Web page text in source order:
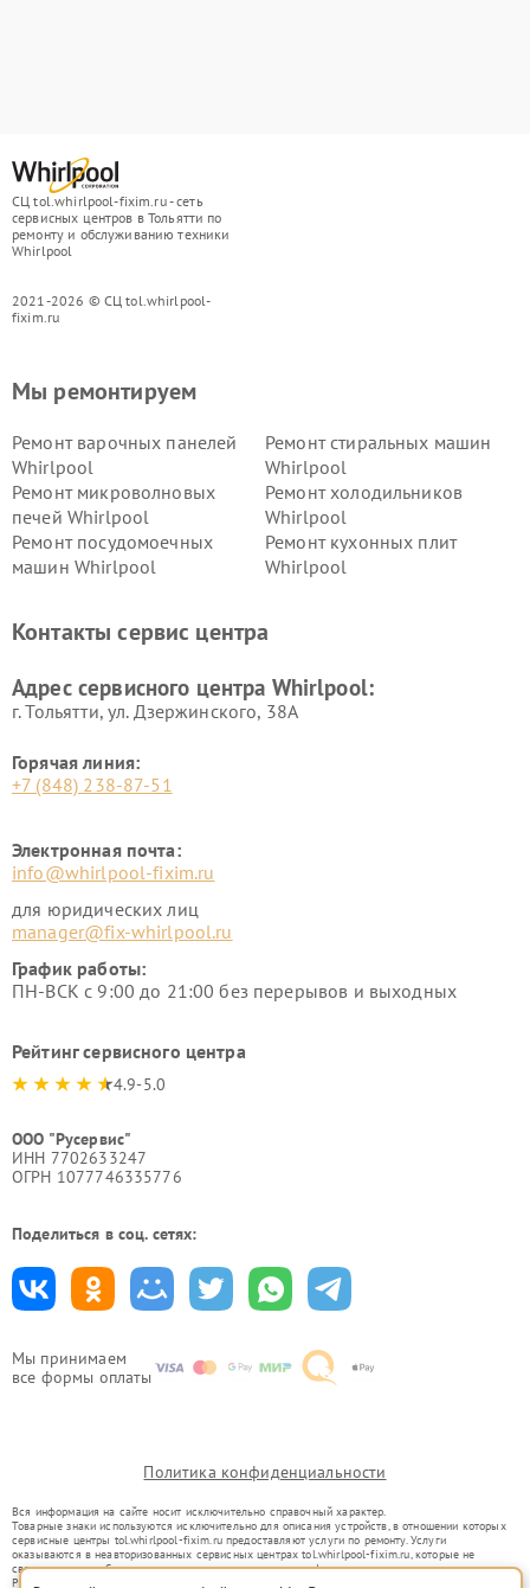
СЦ tol.whirlpool-fixim.ru - сеть
сервисных центров в Тольятти по
ремонту и обслуживанию техники
Whirlpool
2021-2026 © СЦ tol.whirlpool-
fixim.ru
Мы принимаем
все формы оплаты
Мы ремонтируем
Ремонт варочных панелей
Whirlpool
Ремонт стиральных машин
Whirlpool
Ремонт микроволновых
печей Whirlpool
Ремонт холодильников
Whirlpool
Ремонт посудомоечных
машин Whirlpool
Ремонт кухонных плит
Whirlpool
Контакты сервис центра
Адрес сервисного центра Whirlpool:
г. Тольятти, ул. Дзержинского, 38А
Горячая линия:
+7 (848) 238-87-51
Электронная почта:
info@whirlpool-fixim.ru
для юридических лиц
manager@fix-whirlpool.ru
График работы:
ПН-ВСК с 9:00 до 21:00 без перерывов и выходных
Рейтинг сервисного центра
4.9-5.0
ООО "Русервис"
ИНН 7702633247
ОГРН 1077746335776
Поделиться в соц. сетях:
Политика конфиденциальности
Вся информация на сайте носит исключительно справочный характер.
Товарные знаки используются исключительно для описания устройств, в отношении которых
сервисные центры tol.whirlpool-fixim.ru предоставляют услуги по ремонту. Услуги
оказываются в неавторизованных сервисных центрах tol.whirlpool-fixim.ru, которые не
связаны с правообладателями товарных знаков или их официальными представителями.
Ремонт осуществляется для устройств, уже введенных в гражданский оборот в соответствии